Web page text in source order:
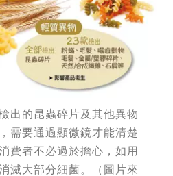
出的昆蟲碎片及其他異物
需要通過顯微鏡才能清楚
費者不必過於擔心，如用
滅大部分細菌。（圖片來